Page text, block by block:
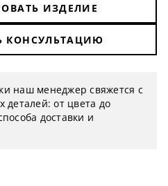
ИЗДЕЛИЕ
КОНСУЛЬТАЦИЮ
наш менеджер свяжется с
деталей: от цвета до
доставки и